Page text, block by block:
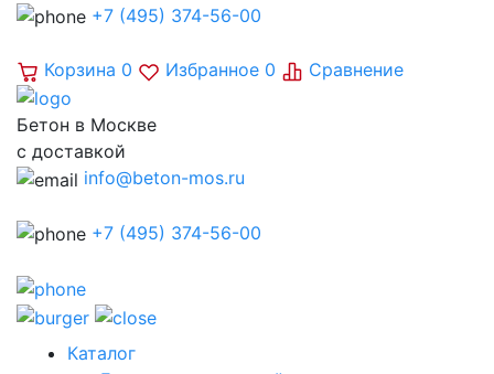
+7 (495) 374-56-00
Корзина 0 Избранное 0 Сравнение
Бетон в Москве
с доставкой
info@beton-mos.ru
+7 (495) 374-56-00
Каталог